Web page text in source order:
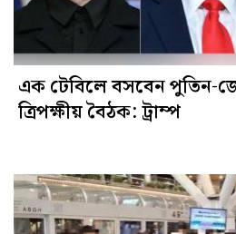
এক টেবিলে বসবেন পুতিন-
ত্রিপক্ষীয় বৈঠক: ট্রাম্প